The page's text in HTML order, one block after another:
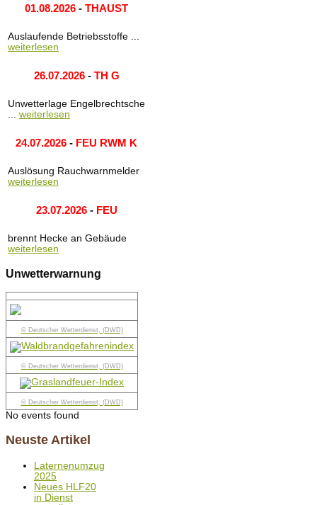
01.08.2026 - THAUST
Auslaufende Betriebsstoffe ...
weiterlesen
26.07.2026- TH G
Unwetterlage Engelbrechtsche
... weiterlesen
24.07.2026 - FEU RWM K
Auslösung Rauchwarnmelder
weiterlesen
23.07.2026- FEU
brennt Hecke an Gebäude
weiterlesen
Unwetterwarnung
© Deutscher Wetterdienst, (DWD)
© Deutscher Wetterdienst, (DWD)
© Deutscher Wetterdienst, (DWD)
No events found
Neuste Artikel
Laternenumzug
2025
Neues HLF20
in Dienst